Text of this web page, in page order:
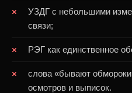
УЗДГ с небольшими
связи;
РЭГ как единственное
слова «бывают
осмотров и выписок.